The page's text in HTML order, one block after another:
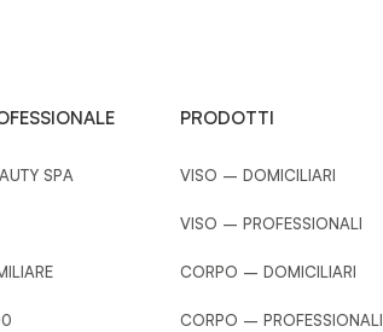
SPA
PRODOTTI
VISO – DOMICILIARI
VISO – PROFESSIONALI
CORPO – DOMICILIARI
CORPO – PROFESSIONALI